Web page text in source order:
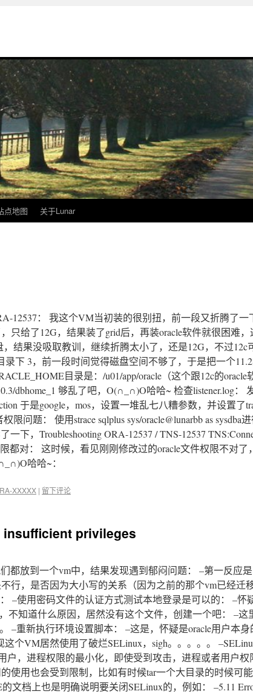
点地图 关于Lunar
12537： 我这个VM当初装的很别扭，前一段又折腾了一
只给了12G，结果装了grid后，再装oracle软件就很困难
结果没吸取教训，继续折腾太小了，还是12G，不过12c
录下 3，前一段时间觉得磁盘空间不够了，于是把一个
目录是：/u01/app/oracle（这个跟12c的oracle
dbhome_1 够乱了吧，O(∩_∩)O哈哈~ 检查listener.log：
于是google，mos，设置一堆乱七八糟参数，并设置了
问题： 使用strace sqlplus sys/oracle@lunarbb as sysdba
下，Troubleshooting ORA-12537 / TNS-12537
都对： 这时候，看见刚刚修改过的oracle文件权限不对了
哈哈~：
XXXXX | 留下评论
insufficient privileges
都放到一个vm中，结果发现遇到郁闷问题： –第一反应
行，是否因为大小写的关系（因为之前的那个vm已经迁
–使用密码文件的认证方式测试本地登录是可以的： –怀
不知道什么原因，居然没有这个文件，创建一个吧： –这
–重新执行环境设置脚本： –这是，怀疑是oracle用户本
个VM居然使用了破烂SELinux，sigh。。。。。
户，进程权限的最小化，即使受到攻击，进程或者用户
使用也会受到限制，比如有时候tar一个大目录的时候可
文档上也是明确说明要关闭SELinux的，例如： –5.11